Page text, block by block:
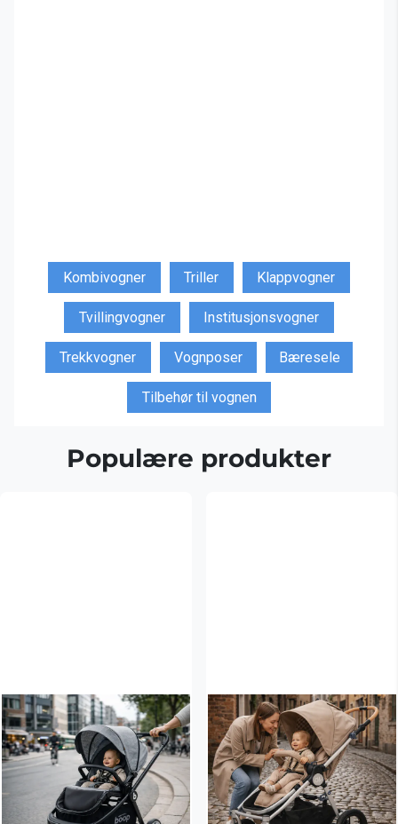
Kombivogner Triller Klappvogner
Tvillingvogner Institusjonsvogner
Trekkvogner Vognposer Bæresele
Tilbehør til vognen
Populære produkter